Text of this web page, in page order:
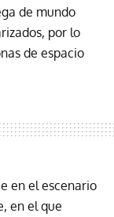
de mundo
por lo
de espacio
en el escenario
en el que